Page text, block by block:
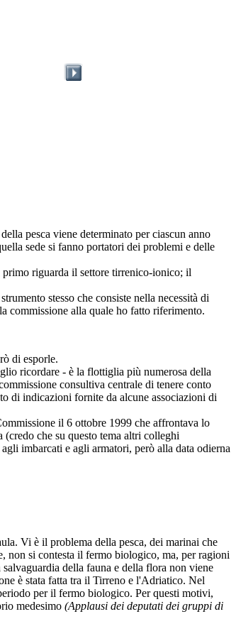
pesca viene determinato per ciascun anno
sede si fanno portatori dei problemi e delle
riguarda il settore tirrenico-ionico; il
stesso che consiste nella necessità di
commissione alla quale ho fatto riferimento.
di esporle.
ricordare - è la flottiglia più numerosa della
consultiva centrale di tenere conto
di indicazioni fornite da alcune associazioni di
il 6 ottobre 1999 che affrontava lo
(credo che su questo tema altri colleghi
imbarcati e agli armatori, però alla data odierna
Vi è il problema della pesca, dei marinai che
non si contesta il fermo biologico, ma, per ragioni
della fauna e della flora non viene
è stata fatta tra il Tirreno e l'Adriatico. Nel
per il fermo biologico. Per questi motivi,
medesimo (Applausi dei deputati dei gruppi di